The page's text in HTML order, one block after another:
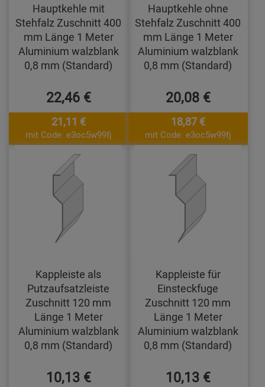
Hauptkehle mit
Stehfalz Zuschnitt 400
mm Länge 1 Meter
Aluminium walzblank
0,8 mm (Standard)
22,46 €
21,11 €
mit Code: e3oc5w99fj
Hauptkehle ohne
Stehfalz Zuschnitt 400
mm Länge 1 Meter
Aluminium walzblank
0,8 mm (Standard)
20,08 €
18,87 €
mit Code: e3oc5w99fj
Kappleiste als
Putzaufsatzleiste
Zuschnitt 120 mm
Länge 1 Meter
Aluminium walzblank
0,8 mm (Standard)
10,13 €
Kappleiste für
Einsteckfuge
Zuschnitt 120 mm
Länge 1 Meter
Aluminium walzblank
0,8 mm (Standard)
10,13 €